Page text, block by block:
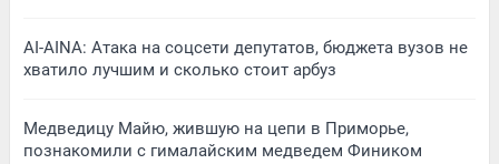
AI-AINA: Атака на соцсети депутатов, бюджета вузов не
хватило лучшим и сколько стоит арбуз
Медведицу Майю, жившую на цепи в Приморье,
познакомили с гималайским медведем Фиником